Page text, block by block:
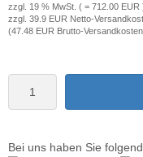
zzgl. 19 % MwSt. ( = 712.00 EUR
zzgl. 39.9 EUR Netto-
(47.48 EUR Brutto-
Bei uns haben Sie